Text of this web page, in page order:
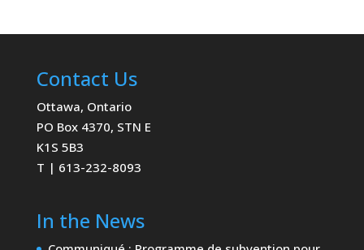
Contact Us
Ottawa, Ontario
PO Box 4370, STN E
K1S 5B3
T | 613-232-8093
In the News